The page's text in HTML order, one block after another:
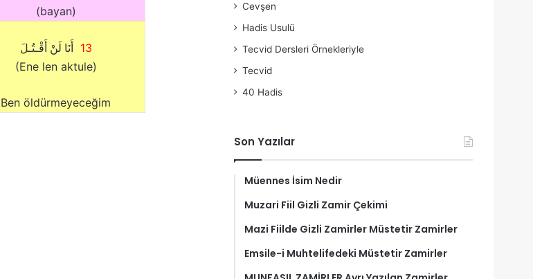
(bayan)
أَنَا لَنْ أَقْـتُـلَ
13
(Ene len aktule)
Ben öldürmeyeceğim
Cevşen
Hadis Usulü
Tecvid Dersleri Örnekleriyle
Tecvid
40 Hadis
Son Yazılar
Müennes İsim Nedir
Muzari Fiil Gizli Zamir Çekimi
Mazi Fiilde Gizli Zamirler Müstetir Zamirler
Emsile-i Muhtelifedeki Müstetir Zamirler